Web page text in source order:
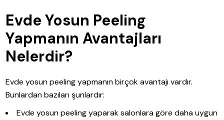
Evde Yosun Peeling
Yapmanın Avantajları
Nelerdir?
Evde yosun peeling yapmanın birçok avantajı vardır.
Bunlardan bazıları şunlardır:
Evde yosun peeling yaparak salonlara göre daha uygun